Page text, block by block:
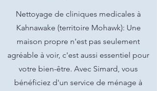
Nettoyage de cliniques medicales à
Kahnawake (territoire Mohawk): Une
maison propre n'est pas seulement
agréable à voir, c'est aussi essentiel pour
votre bien-être. Avec Simard, vous
bénéficiez d'un service de ménage à